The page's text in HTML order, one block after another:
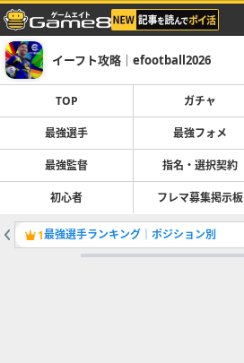
イーフト攻略｜efootball2026
TOP ガチャ
最強選手 最強フォメ
最強監督 指名・選択契約
初心者 フレマ募集掲示板
1最強選手ランキング｜ポジション別